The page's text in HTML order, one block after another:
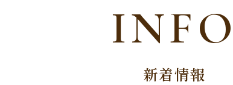
INFO
新着情報